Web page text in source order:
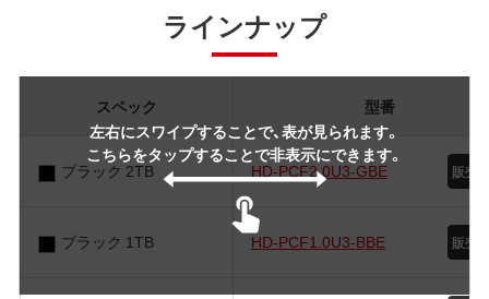
ラインナップ
左右にスワイプすることで、表が見られます。
こちらをタップすることで非表示にできます。
スペック 型番
ブラック 2TB HD-PCF2.0U3-GBE
ブラック 1TB HD-PCF1.0U3-BBE